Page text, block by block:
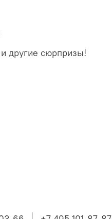
и другие сюрпризы!